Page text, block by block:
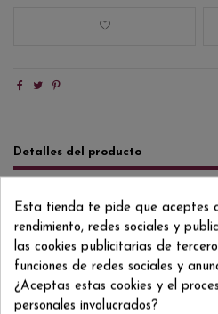
Detalles del producto
Formato/Format 50
Grado/Grau
ean13 8443210000298
Esta tienda te pide que aceptes
rendimiento, redes sociales y
las cookies publicitarias de
funciones de redes sociales y
¿Aceptas estas cookies y el
personales involucrados?